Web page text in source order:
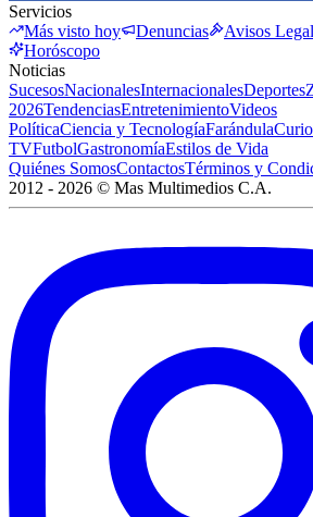
Servicios
Más visto hoy
Denuncias Avisos
Horóscopo
Noticias
SucesosNacionalesInternacionalesDeportes
2026TendenciasEntretenimientoVideos
PolíticaCiencia y TecnologíaFarándula
TVFutbolGastronomíaEstilos de Vida
Quiénes SomosContactosTérminos y
2012 - 2026 © Mas Multimedios C.A.